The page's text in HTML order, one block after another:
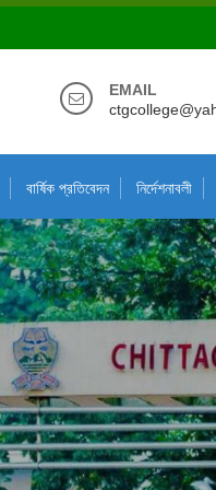
EMAIL
বার্ষিক প্রতিবেদন নির্দেশনাবলী